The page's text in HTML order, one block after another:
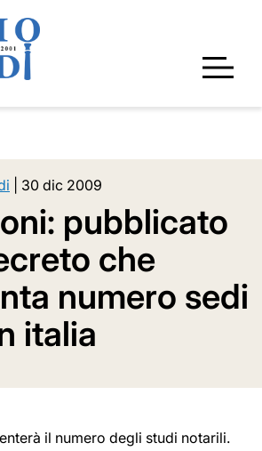
30 dic 2009
pubblicato
che
numero sedi
italia
il numero degli studi notarili.